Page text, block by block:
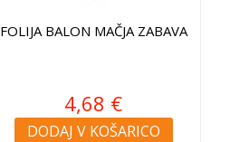
FOLIJA BALON MAČJA ZABAVA
4,68 €
DODAJ V KOŠARICO